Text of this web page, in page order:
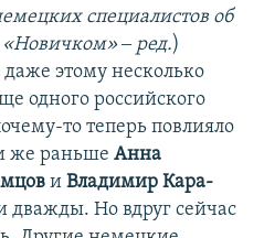
специалистов об
‒ ред.)
этому несколько
одного российского
то теперь повлияло
же раньше Анна
и Владимир Кара-
дважды. Но вдруг сейчас